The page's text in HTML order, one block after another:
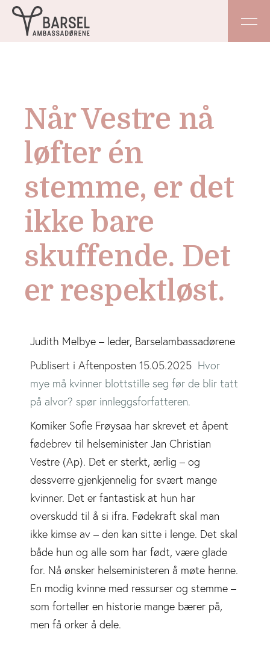
Når Vestre nå
løfter én
stemme, er det
ikke bare
skuffende. Det
er respektløst.
Judith Melbye– leder, Barselambassadørene
Publisert i Aftenposten 15.05.2025 Hvor
mye må kvinner blottstille seg før de blir tatt
på alvor? spør innleggsforfatteren.
Komiker Sofie Frøysaa har skrevet et åpent
fødebrev til helseminister Jan Christian
Vestre (Ap). Det er sterkt, ærlig – og
dessverre gjenkjennelig for svært mange
kvinner. Det er fantastisk at hun har
overskudd til å si ifra. Fødekraft skal man
ikke kimse av – den kan sitte i lenge. Det skal
både hun og alle som har født, være glade
for. Nå ønsker helseministeren å møte henne.
En modig kvinne med ressurser og stemme –
som forteller en historie mange bærer på,
men få orker å dele.